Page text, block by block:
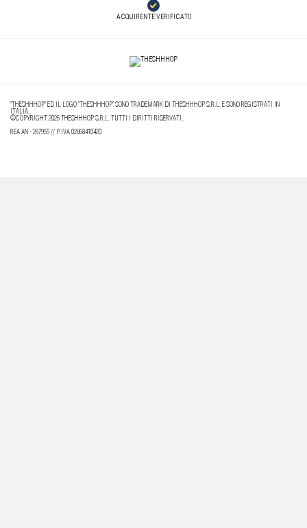
ACQUIRENTE VERIFICATO
"THESHHHOP" ED IL LOGO "THESHHHOP" SONO TRADEMARK DI THESHHHOP S.R.L. E SONO REGISTRATI IN
ITALIA..
©COPYRIGHT 2026 THESHHHOP S.R.L. TUTTI I DIRITTI RISERVATI..
REA AN - 267955 // P.IVA 02868410420